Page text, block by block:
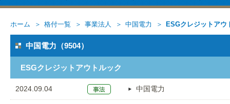
ホーム 格付一覧 事業法人 中国電力 ESGクレジットアウ
中国電力（9504）
ESGクレジットアウトルック
2024.09.04 中国電力